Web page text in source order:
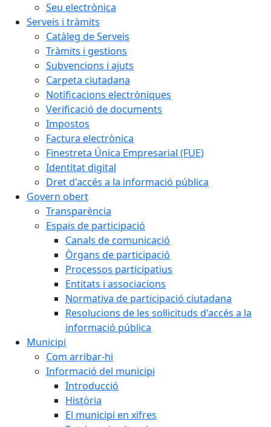
Seu electrònica
Serveis i tràmits
Catàleg de Serveis
Tràmits i gestions
Subvencions i ajuts
Carpeta ciutadana
Notificacions electròniques
Verificació de documents
Impostos
Factura electrònica
Finestreta Única Empresarial (FUE)
Identitat digital
Dret d'accés a la informació pública
Govern obert
Transparència
Espais de participació
Canals de comunicació
Òrgans de participació
Processos participatius
Entitats i associacions
Normativa de participació ciutadana
Resolucions de les sol·licituds d'accés a la
informació pública
Municipi
Com arribar-hi
Informació del municipi
Introducció
Història
El municipi en xifres